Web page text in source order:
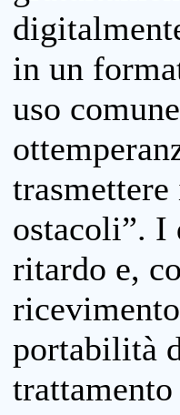
in un
uso
ostacoli”. I
ritardo e,
portabilità